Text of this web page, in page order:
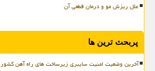
علل ریزش مو و درمان قطعی آن
پربحث ترین ها
آخرین وضعیت امنیت سایبری زیرساخت های راه آهن کشور